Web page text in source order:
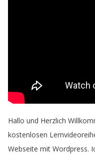
Hallo und Herzlich
kostenlosen
Webseite mit Wordpress.